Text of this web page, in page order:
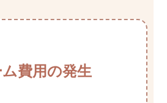
費用の発生